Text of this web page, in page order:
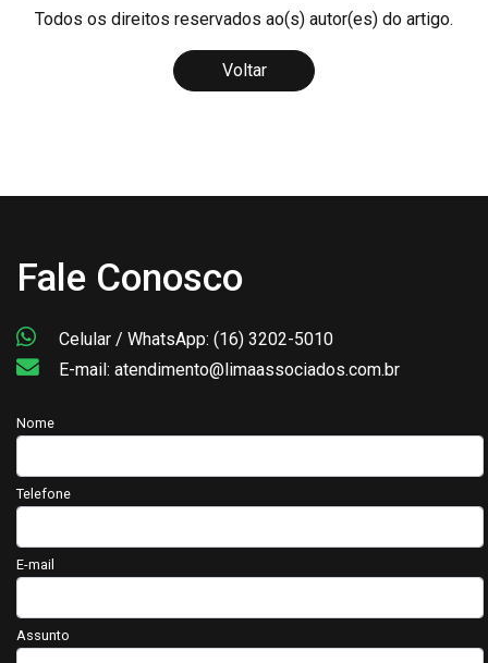
Todos os direitos reservados ao(s) autor(es) do artigo.
Voltar
Fale Conosco
Celular / WhatsApp: (16) 3202-5010
E-mail: atendimento@limaassociados.com.br
Nome
Telefone
E-mail
Assunto